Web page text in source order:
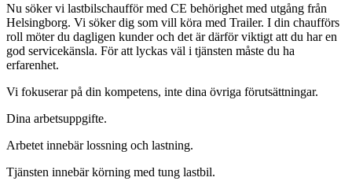
Nu söker vi lastbilschaufför med CE behörighet med utgång från
Helsingborg. Vi söker dig som vill köra med Trailer. I din chaufförs
roll möter du dagligen kunder och det är därför viktigt att du har en
god servicekänsla. För att lyckas väl i tjänsten måste du ha
erfarenhet.
Vi fokuserar på din kompetens, inte dina övriga förutsättningar.
Dina arbetsuppgifte.
Arbetet innebär lossning och lastning.
Tjänsten innebär körning med tung lastbil.